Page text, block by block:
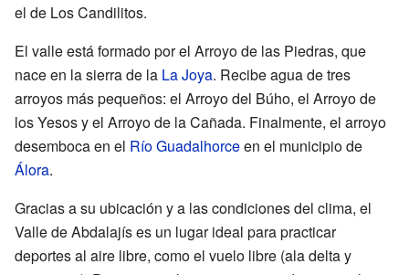
el de Los Candilitos.
El valle está formado por el Arroyo de las Piedras, que
nace en la sierra de la La Joya. Recibe agua de tres
arroyos más pequeños: el Arroyo del Búho, el Arroyo de
los Yesos y el Arroyo de la Cañada. Finalmente, el arroyo
desemboca en el Río Guadalhorceen el municipio de
Álora.
Gracias a su ubicación y a las condiciones del clima, el
Valle de Abdalajís es un lugar ideal para practicar
deportes al aire libre, como el vuelo libre (ala delta y